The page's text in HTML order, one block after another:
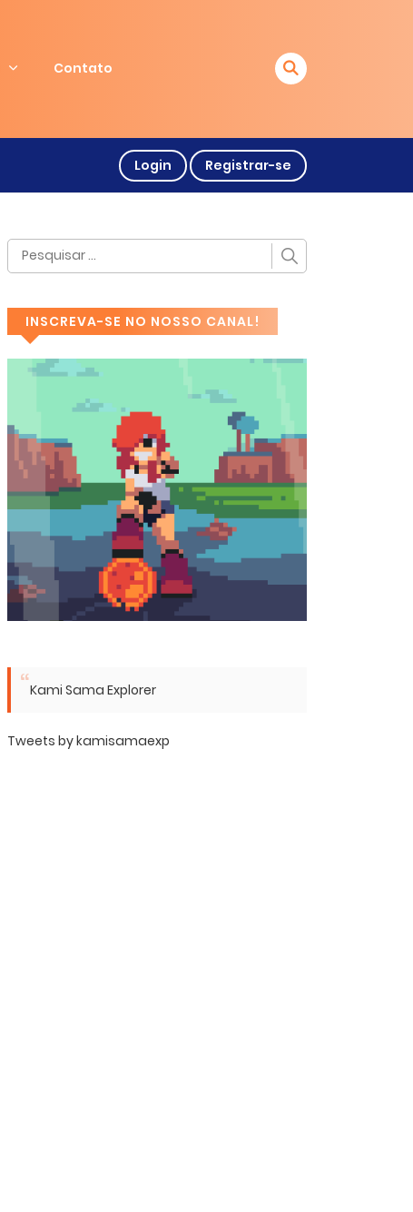
Contato
Login Registrar-se
INSCREVA-SE NO NOSSO CANAL!
Kami Sama Explorer
Tweets by kamisamaexp